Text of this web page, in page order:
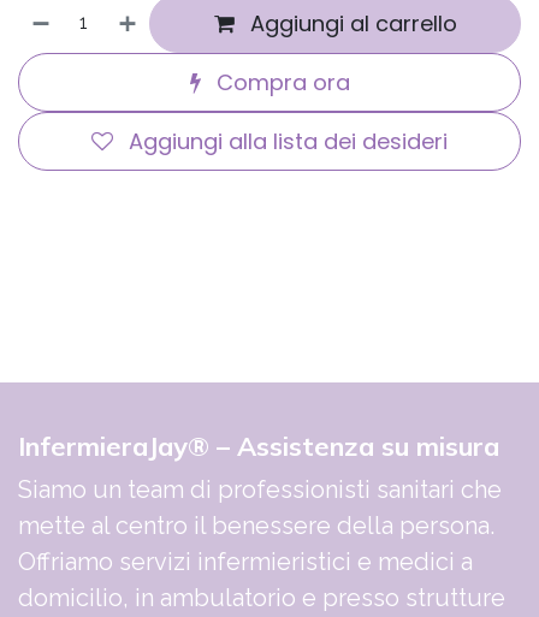
Aggiungi al carrello
Compra ora
Aggiungi alla lista dei desideri
InfermieraJay® – Assistenza su misura
Siamo un team di professionisti sanitari che
mette al centro il benessere della persona.
Offriamo servizi infermieristici e medici a
domicilio, in ambulatorio e presso strutture